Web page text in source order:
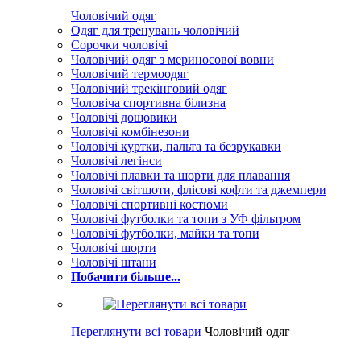
Чоловічий одяг
Одяг для тренувань чоловічий
Сорочки чоловічі
Чоловічий одяг з мериносової вовни
Чоловічий термоодяг
Чоловічий трекінговий одяг
Чоловіча спортивна білизна
Чоловічі дощовики
Чоловічі комбінезони
Чоловічі куртки, пальта та безрукавки
Чоловічі легінси
Чоловічі плавки та шорти для плавання
Чоловічі світшоти, флісові кофти та джемпери
Чоловічі спортивні костюми
Чоловічі футболки та топи з УФ фільтром
Чоловічі футболки, майки та топи
Чоловічі шорти
Чоловічі штани
Побачити більше...
Переглянути всі товари Чоловічий одяг